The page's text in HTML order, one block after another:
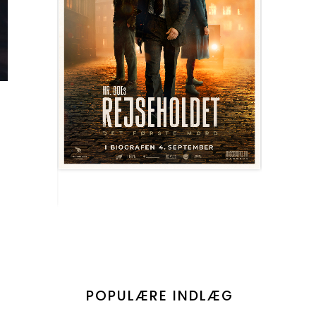
POPULÆRE INDLÆG